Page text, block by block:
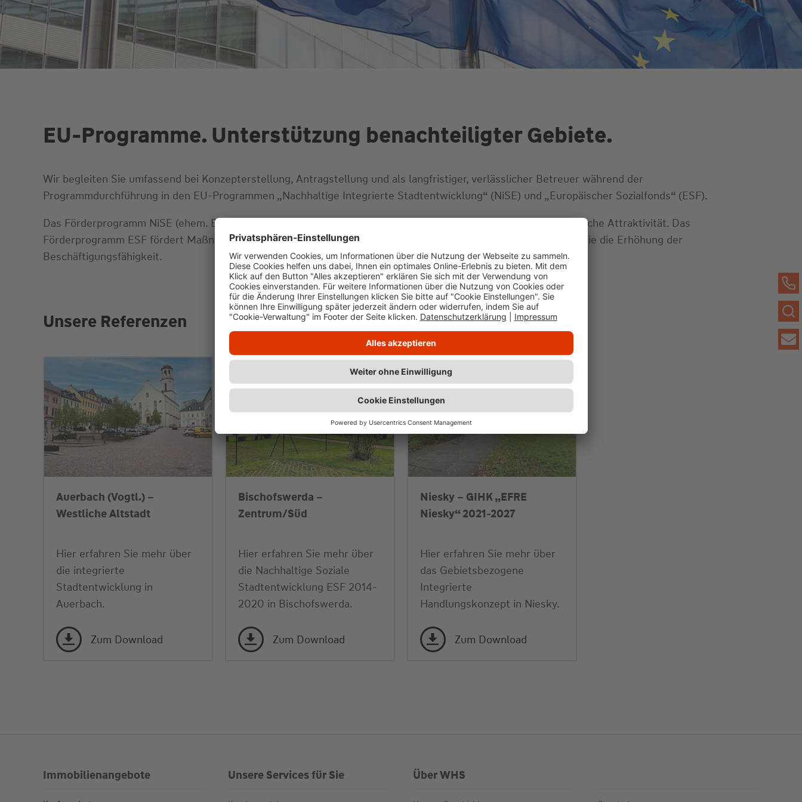
EU-Programme. Unterstützung benachteiligter Gebiete.
Wir begleiten Sie umfassend bei Konzepterstellung, Antragstellung und als langfristiger, verlässlicher Betreuer während der
Programmdurchführung in den EU-Programmen „Nachhaltige Integrierte Stadtentwicklung“ (NiSE) und „Europäischer Sozialfonds“ (ESF).
Das Förderprogramm NiSE (ehem. EFRE) unterstützt Investitionen in Klimaschutz, Stadtökologie und wirtschaftliche Attraktivität. Das
Förderprogramm ESF fördert Maßnahmen zur Verbesserung der Chancengleichheit und der aktiven Teilhabe sowie die Erhöhung der
Beschäftigungsfähigkeit.
Unsere Referenzen
Auerbach (Vogtl.) –
Westliche Altstadt
Hier erfahren Sie mehr über
die integrierte
Stadtentwicklung in
Auerbach.
Zum Download
Bischofswerda –
Zentrum/Süd
Hier erfahren Sie mehr über
die Nachhaltige Soziale
Stadtentwicklung ESF 2014-
2020 in Bischofswerda.
Zum Download
Niesky – GIHK „EFRE
Niesky“ 2021-2027
Hier erfahren Sie mehr über
das Gebietsbezogene
Integrierte
Handlungskonzept in Niesky.
Zum Download
Immobilienangebote Unsere Services für Sie Über WHS